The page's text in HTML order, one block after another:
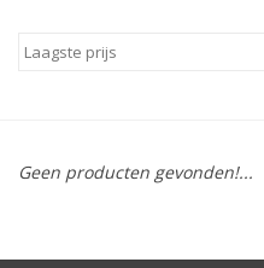
Wijnproeverij
Wijnhuizen
Geen producten gevonden!...